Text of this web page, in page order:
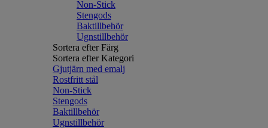
Non-Stick
Stengods
Baktillbehör
Ugnstillbehör
Sortera efter Färg
Sortera efter Kategori
Gjutjärn med emalj
Rostfritt stål
Non-Stick
Stengods
Baktillbehör
Ugnstillbehör